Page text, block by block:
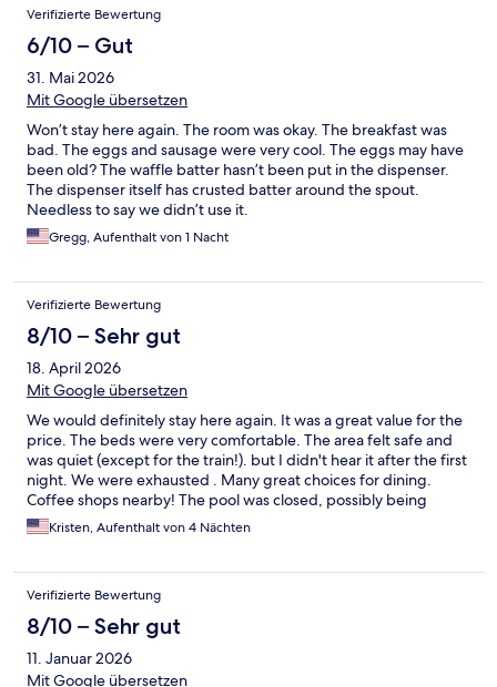
Verifizierte Bewertung
6/10 – Gut
31. Mai 2026
Mit Google übersetzen
Won’t stay here again. The room was okay. The breakfast was
bad. The eggs and sausage were very cool. The eggs may have
been old? The waffle batter hasn’t been put in the dispenser.
The dispenser itself has crusted batter around the spout.
Needless to say we didn’t use it.
Gregg, Aufenthalt von 1 Nacht
Verifizierte Bewertung
8/10 – Sehr gut
18. April 2026
Mit Google übersetzen
We would definitely stay here again. It was a great value for the
price. The beds were very comfortable. The area felt safe and
was quiet (except for the train!). but I didn't hear it after the first
night. We were exhausted . Many great choices for dining.
Coffee shops nearby! The pool was closed, possibly being
renovated?
Kristen, Aufenthalt von 4 Nächten
Verifizierte Bewertung
8/10 – Sehr gut
11. Januar 2026
Mit Google übersetzen